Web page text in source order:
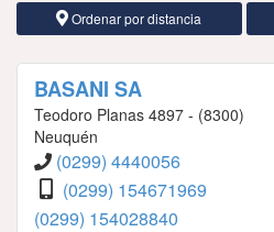
Ordenar por distancia
BASANI SA
Teodoro Planas 4897 - (8300)
Neuquén
(0299) 4440056
(0299) 154671969
(0299) 154028840